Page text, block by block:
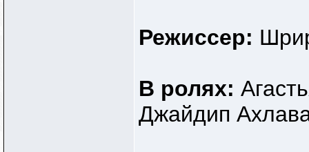
Режиссер:
В ролях:
Джайдип